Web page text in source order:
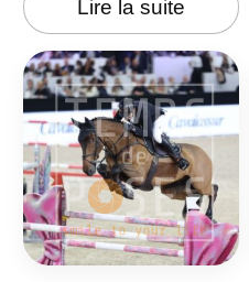
Lire la suite